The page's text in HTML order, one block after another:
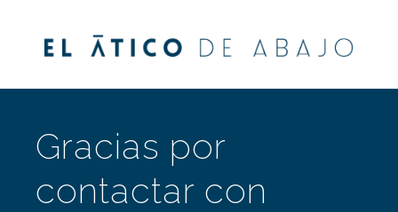
Gracias por
contactar con